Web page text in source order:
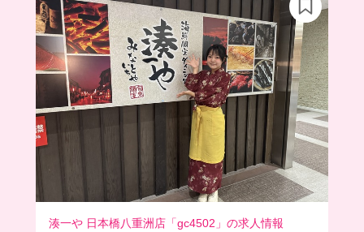
湊一や 日本橋八重洲店「gc4502」の求人情報